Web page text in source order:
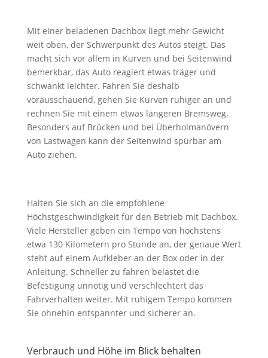
Mit einer beladenen Dachbox liegt mehr Gewicht
weit oben, der Schwerpunkt des Autos steigt. Das
macht sich vor allem in Kurven und bei Seitenwind
bemerkbar, das Auto reagiert etwas träger und
schwankt leichter. Fahren Sie deshalb
vorausschauend, gehen Sie Kurven ruhiger an und
rechnen Sie mit einem etwas längeren Bremsweg.
Besonders auf Brücken und bei Überholmanövern
von Lastwagen kann der Seitenwind spürbar am
Auto ziehen.
Halten Sie sich an die empfohlene
Höchstgeschwindigkeit für den Betrieb mit Dachbox.
Viele Hersteller geben ein Tempo von höchstens
etwa 130 Kilometern pro Stunde an, der genaue Wert
steht auf einem Aufkleber an der Box oder in der
Anleitung. Schneller zu fahren belastet die
Befestigung unnötig und verschlechtert das
Fahrverhalten weiter. Mit ruhigem Tempo kommen
Sie ohnehin entspannter und sicherer an.
Verbrauch und Höhe im Blick behalten